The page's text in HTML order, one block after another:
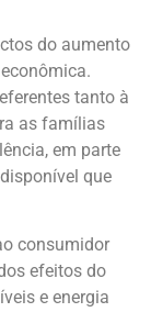
do aumento
tanto à
as famílias
em parte
que
consumidor
efeitos do
e energia